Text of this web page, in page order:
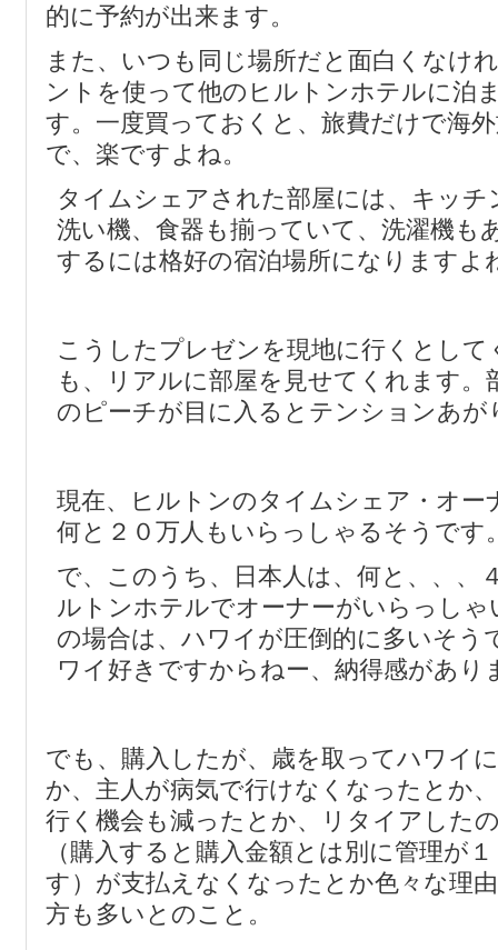
的に予約が出来ます。
また、いつも同じ場所だと面白くなけ
ントを使って他のヒルトンホテルに泊
す。一度買っておくと、旅費だけで海
で、楽ですよね。
タイムシェアされた部屋には、キッ
洗い機、食器も揃っていて、洗濯機も
するには格好の宿泊場所になりますよ
こうしたプレゼンを現地に行くとして
も、リアルに部屋を見せてくれます。
のピーチが目に入るとテンションあが
現在、ヒルトンのタイムシェア・オー
何と２０万人もいらっしゃるそうです
で、このうち、日本人は、何と、、、
ルトンホテルでオーナーがいらっしゃ
の場合は、ハワイが圧倒的に多いそう
ワイ好きですからねー、納得感があり
でも、購入したが、歳を取ってハワイ
か、主人が病気で行けなくなったとか
行く機会も減ったとか、リタイアした
（購入すると購入金額とは別に管理が
す）が支払えなくなったとか色々な理
方も多いとのこと。